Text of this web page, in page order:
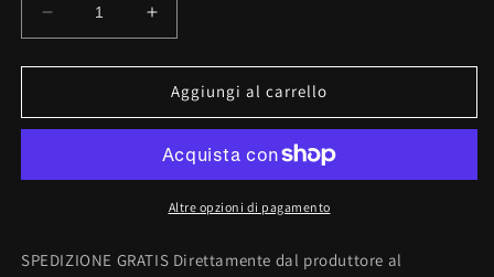
Diminuisci
quantità
per
shirt
a
cotone
Aumenta
quantità
per
shirt
scollo
a
cotone
Aggiungi al carrello
Altre opzioni di pagamento
SPEDIZIONE GRATIS Direttamente dal produttore al